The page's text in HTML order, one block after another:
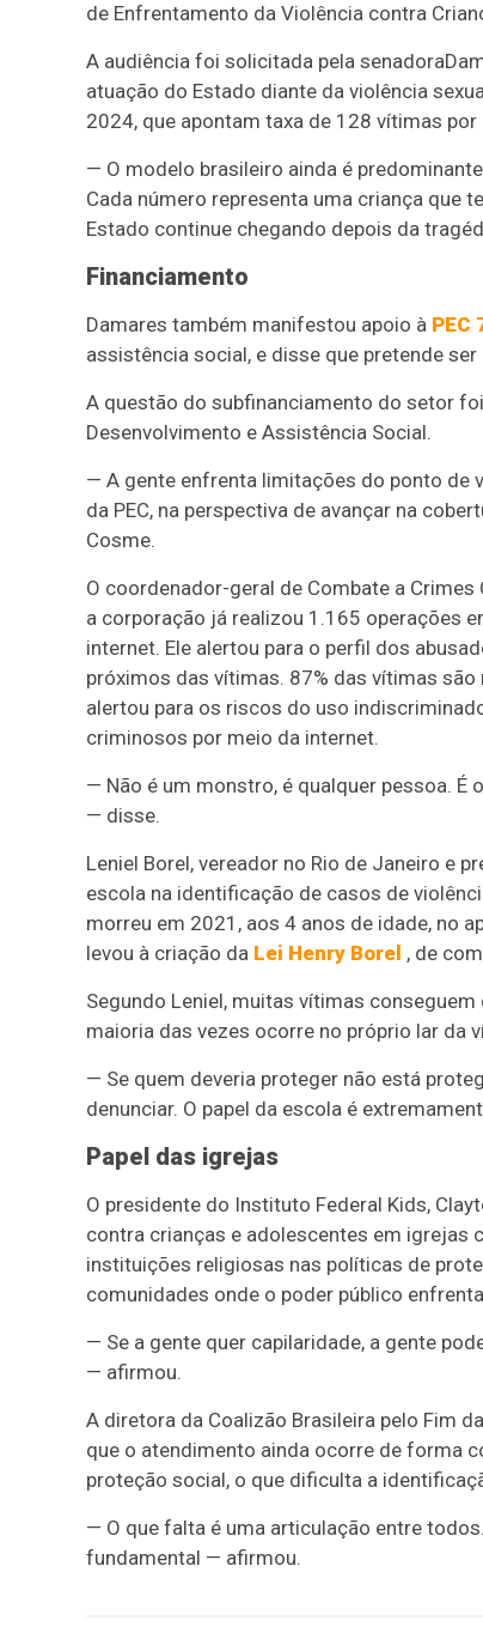
de Enfrentamento da Violência contra
A audiência foi solicitada pela senadora
atuação do Estado diante da violência
2024, que apontam taxa de 128 vítimas
— O modelo brasileiro ainda é
Cada número representa uma criança que
Estado continue chegando depois da
Financiamento
Damares também manifestou apoio à PEC
assistência social, e disse que pretende
A questão do subfinanciamento do setor
Desenvolvimento e Assistência Social.
— A gente enfrenta limitações do ponto de
da PEC, na perspectiva de avançar na
Cosme.
O coordenador-geral de Combate a
a corporação já realizou 1.165 operações
internet. Ele alertou para o perfil dos
próximos das vítimas. 87% das vítimas
alertou para os riscos do uso
criminosos por meio da internet.
— Não é um monstro, é qualquer pessoa. É
— disse.
Leniel Borel, vereador no Rio de Janeiro e
escola na identificação de casos de
morreu em 2021, aos 4 anos de idade, no
levou à criação da Lei Henry Borel , de
Segundo Leniel, muitas vítimas
maioria das vezes ocorre no próprio lar da
— Se quem deveria proteger não está
denunciar. O papel da escola é
Papel das igrejas
O presidente do Instituto Federal Kids,
contra crianças e adolescentes em igrejas
instituições religiosas nas políticas de
comunidades onde o poder público
— Se a gente quer capilaridade, a gente
— afirmou.
A diretora da Coalizão Brasileira pelo Fim
que o atendimento ainda ocorre de forma
proteção social, o que dificulta a
— O que falta é uma articulação entre
fundamental — afirmou.